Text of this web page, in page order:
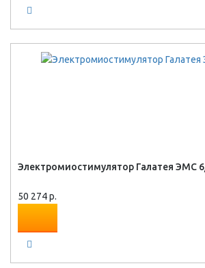
Электромиостимулятор Галатея ЭМС
50 274 р.